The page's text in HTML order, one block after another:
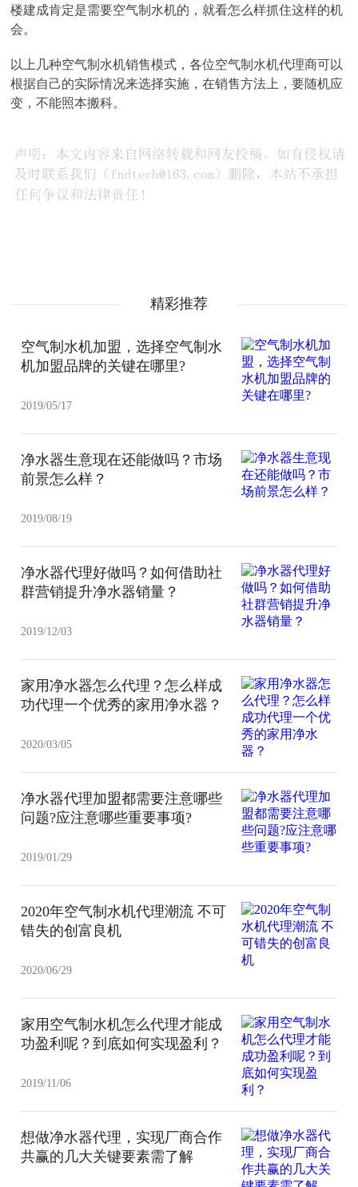
楼建成肯定是需要空气制水机的，就看怎么样抓住这样的机
会。
以上几种空气制水机销售模式，各位空气制水机代理商可以
根据自己的实际情况来选择实施，在销售方法上，要随机应
变，不能照本搬科。
精彩推荐
空气制水机加盟，选择空气制水
机加盟品牌的关键在哪里?
2019/05/17
净水器生意现在还能做吗？市场
前景怎么样？
2019/08/19
净水器代理好做吗？如何借助社
群营销提升净水器销量？
2019/12/03
家用净水器怎么代理？怎么样成
功代理一个优秀的家用净水器？
2020/03/05
净水器代理加盟都需要注意哪些
问题?应注意哪些重要事项?
2019/01/29
2020年空气制水机代理潮流 不可
错失的创富良机
2020/06/29
家用空气制水机怎么代理才能成
功盈利呢？到底如何实现盈利？
2019/11/06
想做净水器代理，实现厂商合作
共赢的几大关键要素需了解